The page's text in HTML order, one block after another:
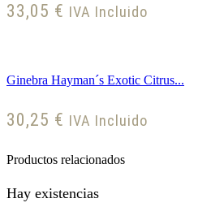
33,05 € IVA Incluido
Ginebra Hayman´s Exotic Citrus...
30,25 € IVA Incluido
Productos relacionados
Hay existencias